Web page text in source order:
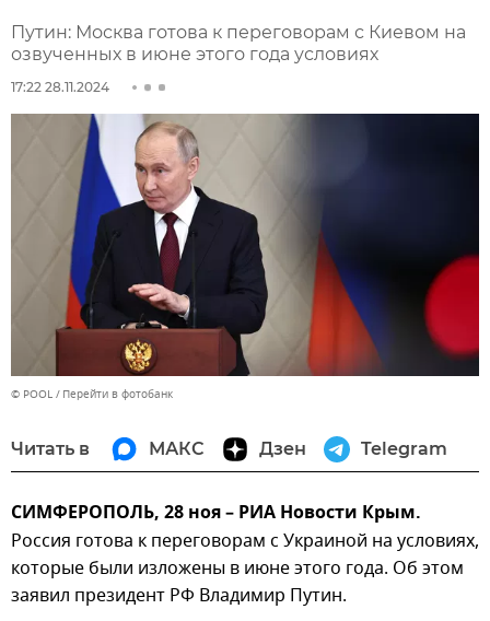
Путин: Москва готова к переговорам с Киевом на
озвученных в июне этого года условиях
17:22 28.11.2024
© POOL Перейти в фотобанк
Читать в МАКС Дзен Telegram
СИМФЕРОПОЛЬ, 28 ноя – РИА Новости Крым.
Россия готова к переговорам с Украиной на условиях,
которые были изложены в июне этого года. Об этом
заявил президент РФ Владимир Путин.